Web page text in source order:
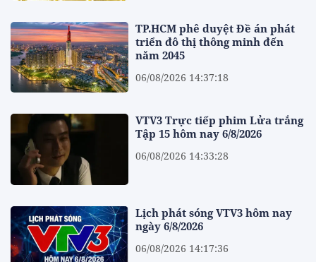
TP.HCM phê duyệt Đề án phát
triển đô thị thông minh đến
năm 2045
06/08/2026 14:37:18
VTV3 Trực tiếp phim Lửa trắng
Tập 15 hôm nay 6/8/2026
06/08/2026 14:33:28
Lịch phát sóng VTV3 hôm nay
ngày 6/8/2026
06/08/2026 14:17:36